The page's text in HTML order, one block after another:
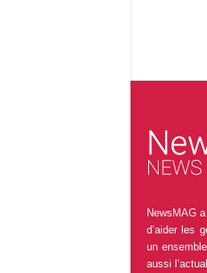
NewsMAG
d’aider les
un
aussi